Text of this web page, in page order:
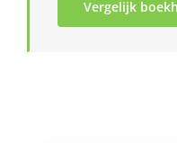
Vergelijk